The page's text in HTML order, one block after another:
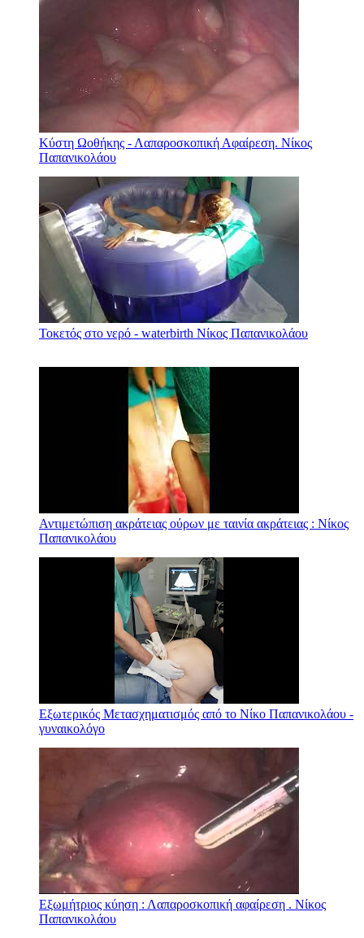
Κύστη Ωοθήκης - Λαπαροσκοπική Αφαίρεση. Νίκος
Παπανικολάου
Τοκετός στο νερό - waterbirth Νίκος Παπανικολάου
Αντιμετώπιση ακράτειας ούρων με ταινία ακράτειας : Νίκος
Παπανικολάου
Εξωτερικός Μετασχηματισμός από το Νίκο Παπανικολάου -
γυναικολόγο
Εξωμήτριος κύηση : Λαπαροσκοπική αφαίρεση . Νίκος
Παπανικολάου